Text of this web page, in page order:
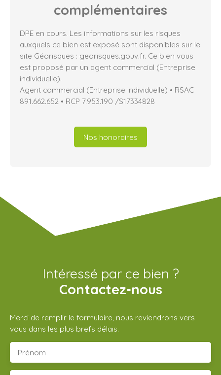
complémentaires
DPE en cours. Les informations sur les risques
auxquels ce bien est exposé sont disponibles sur le
site Géorisques : georisques.gouv.fr. Ce bien vous
est proposé par un agent commercial (Entreprise
individuelle).
Agent commercial (Entreprise individuelle) • RSAC
891.662.652 • RCP 7.953.190 /S17334828
Nos honoraires
Intéressé par ce bien ?
Contactez-nous
Merci de remplir le formulaire, nous reviendrons vers
vous dans les plus brefs délais.
Prénom